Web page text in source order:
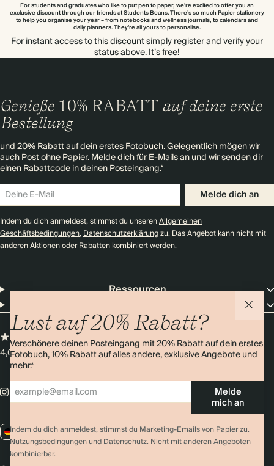
For students and graduates who like to put pen to paper, we’re excited to offer you an
exclusive discount through our friends at Students Beans. There’s so much Papier stationery
to help you organise your year – from notebooks and wellness journals, to calendars and
daily planners. They’re all yours to personalise.
For instant access to this discount simply register and verify your
status above. It’s free!
Lust auf 20% Rabatt?
Verschönere deinen Posteingang mit 20% Rabatt auf dein erstes
Fotobuch, 10% Rabatt auf alles andere, exklusive Angebote und
mehr.*
Melde
mich an
Indem du dich anmeldest, stimmst du Marketing-Emails von Papier zu.
Nutzungsbedingungen und Datenschutz.Nicht mit anderen Angeboten
kombinierbar.
Genieße 10% RABATT auf deine erste
Bestellung
und 20% Rabatt auf dein erstes Fotobuch. Gelegentlich mögen wir
auch Post ohne Papier. Melde dich für E-Mails an und wir senden dir
einen Rabattcode in deinen Posteingang.*
Melde dich an
Indem du dich anmeldest, stimmst du unserenAllgemeinen
Geschäftsbedingungen,Datenschutzerklärungzu. Das Angebot kann nicht mit
anderen Aktionen oder Rabatten kombiniert werden.
Ressourcen
4,0 SterneÜber 11.000 Bewertungen
DE / EUR